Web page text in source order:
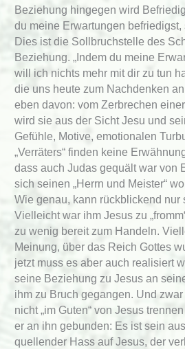
Beziehung hingegen wird
du meine Erwartungen befriedigst,
Dies ist die Sollbruchstelle des
Beziehung. „Indem du meine
will ich nichts mehr mit dir zu tun
die uns heute zum Nachdenken
eben davon: vom Zerbrechen
wird sie aus der Sicht Jesu und
Gefühle, Motive, emotionalen
„Verräters“ finden keine
dass auch Judas gequält war von
sich seinen „Herrn und Meister“
Wie genau, kann rückblickend nur
Vielleicht war ihm Jesus zu
zu wenig bereit zum Handeln.
Meinung, über das Reich Gottes
jetzt muss es aber auch realisiert
seine Beziehung zu Jesus an
ihm zu Bruch gegangen. Und
nicht „im Guten“ von Jesus
er an ihn gebunden: Es ist sein
quellender Hass auf Jesus, der